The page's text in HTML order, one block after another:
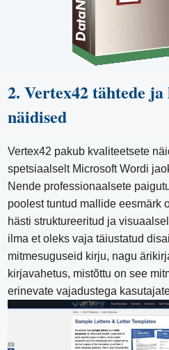
2. Vertex42 tähtede
näidised
Vertex42 pakub kvaliteetsete
spetsiaalselt Microsoft Wordi
Nende professionaalsete
poolest tuntud mallide eesmärk
hästi struktureeritud ja
ilma et oleks vaja täiustatud
mitmesuguseid kirju, nagu
kirjavahetus, mistõttu on see
erinevate vajadustega